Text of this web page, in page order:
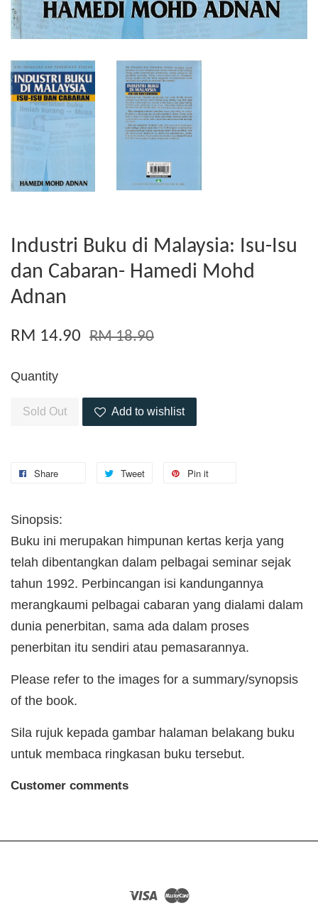
Industri Buku di Malaysia: Isu-Isu
dan Cabaran- Hamedi Mohd
Adnan
RM 14.90 RM 18.90
Quantity
Sold Out Add to wishlist
Share Tweet Pin it
Sinopsis:
Buku ini merupakan himpunan kertas kerja yang
telah dibentangkan dalam pelbagai seminar sejak
tahun 1992. Perbincangan isi kandungannya
merangkaumi pelbagai cabaran yang dialami dalam
dunia penerbitan, sama ada dalam proses
penerbitan itu sendiri atau pemasarannya.
Please refer to the images for a summary/synopsis
of the book.
Sila rujuk kepada gambar halaman belakang buku
untuk membaca ringkasan buku tersebut.
Customer comments
Visa